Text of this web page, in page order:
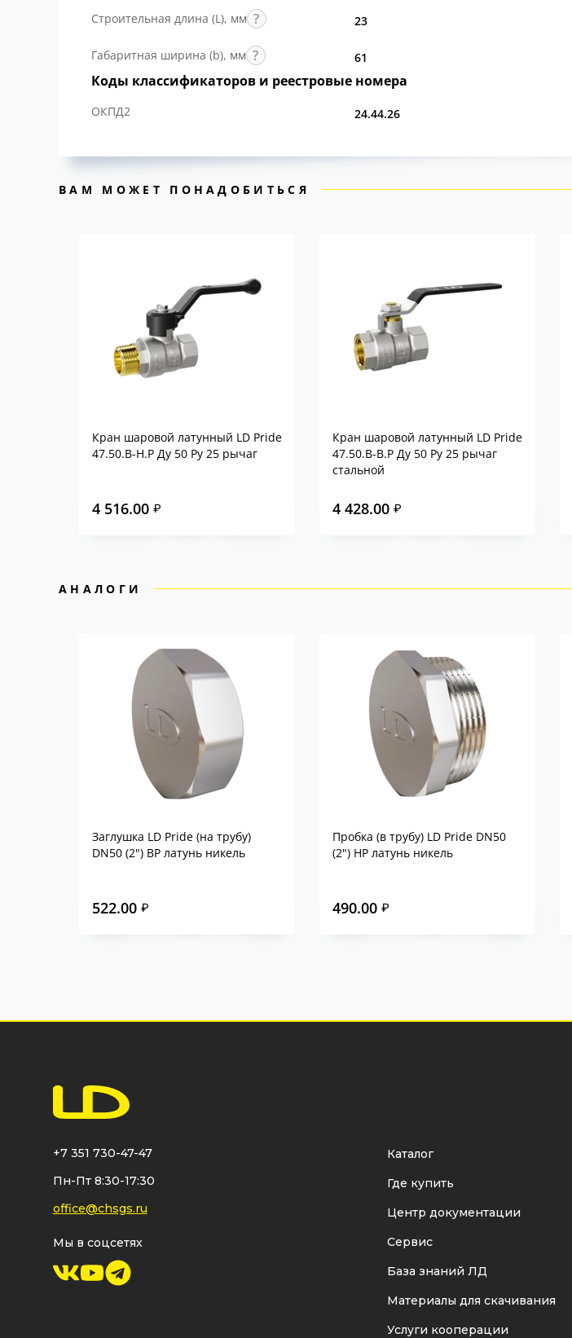
Строительная длина (L), мм 23
Габаритная ширина (b), мм 61
Коды классификаторов и реестровые номера
ОКПД2 24.44.26
ВАМ МОЖЕТ ПОНАДОБИТЬСЯ
Кран шаровой латунный LD Pride
47.50.В-Н.Р Ду 50 Ру 25 рычаг
4 516.00 ₽
Кран шаровой латунный LD Pride
47.50.В-В.Р Ду 50 Ру 25 рычаг
стальной
4 428.00 ₽
АНАЛОГИ
Заглушка LD Pride (на трубу)
DN50 (2") ВР латунь никель
522.00 ₽
Пробка (в трубу) LD Pride DN50
(2") НР латунь никель
490.00 ₽
+7 351 730-47-47
Пн-Пт 8:30-17:30
office@chsgs.ru
Мы в соцсетях
Каталог
Где купить
Центр документации
Сервис
База знаний ЛД
Материалы для скачивания
Услуги кооперации